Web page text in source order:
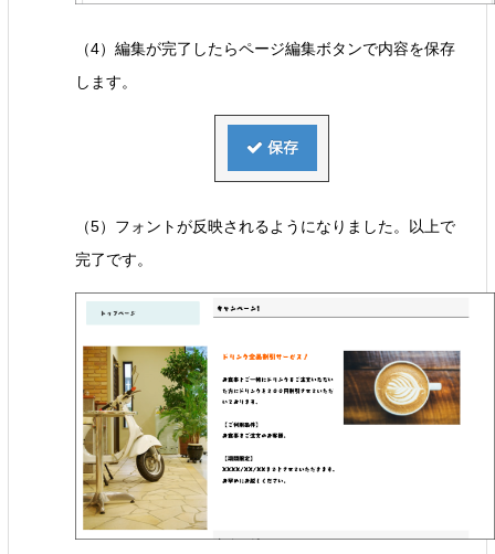
（4）編集が完了したらページ編集ボタンで内容を保存
します。
（5）フォントが反映されるようになりました。以上で
完了です。